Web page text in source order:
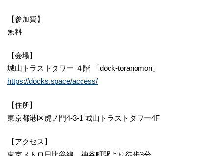
【参加費】
無料
【会場】
城山トラストタワー ４階 「dock-toranomon」
https://docks.space/access/
【住所】
東京都港区虎ノ門4-3-1 城山トラストタワー4F
【アクセス】